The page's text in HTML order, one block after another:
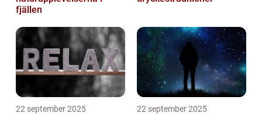
fjällen
22 september 2025 22 september 2025